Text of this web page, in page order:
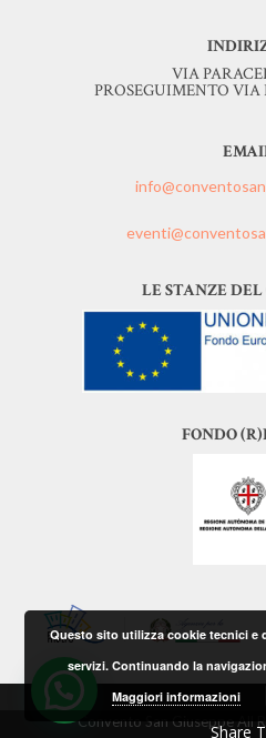
VIA
PROSEGUIMENTO
LE STANZE
FONDO
Convento San Giuseppe All
Share
Questo sito utilizza cookie tecnici e
servizi. Continuando la
Maggiori informazioni